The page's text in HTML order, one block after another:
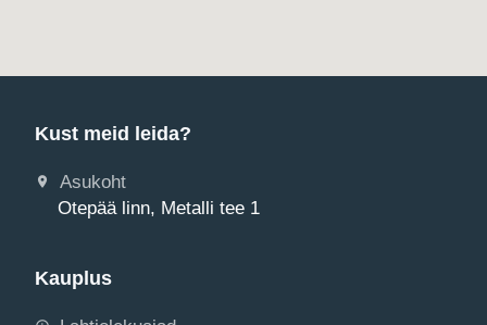
Kust meid leida?
Asukoht
Otepää linn, Metalli tee 1
Kauplus